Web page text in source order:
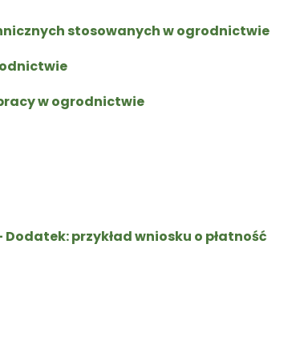
stosowanych w ogrodnictwie
w ogrodnictwie
przykład wniosku o płatność